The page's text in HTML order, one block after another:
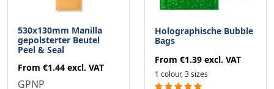
530x130mm Manilla
gepolsterter Beutel
Peel & Seal
From €1.44 excl. VAT
GPNP
Holographische Bubble
Bags
From €1.39 excl. VAT
1 colour, 3 sizes